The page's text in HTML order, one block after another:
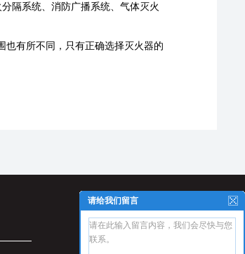
隔系统、消防广播系统、气体灭火
也有所不同，只有正确选择灭火器的